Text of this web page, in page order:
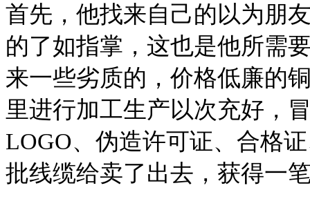
首先，他找来自己的以为朋
的了如指掌，这也是他所需
来一些劣质的，价格低廉的
里进行加工生产以次充好，
LOGO、伪造许可证、合格
批线缆给卖了出去，获得一